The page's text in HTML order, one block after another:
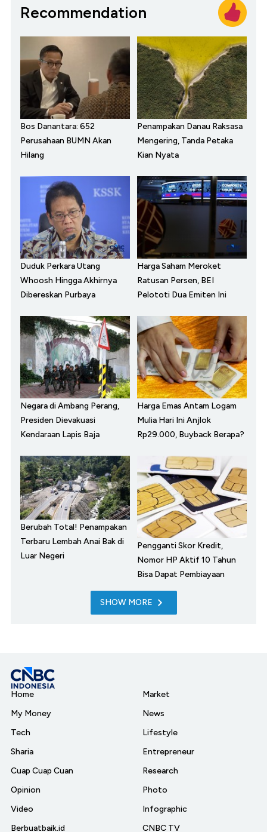
Recommendation
Bos Danantara: 652
Perusahaan BUMN Akan
Hilang
Penampakan Danau Raksasa
Mengering, Tanda Petaka
Kian Nyata
Duduk Perkara Utang
Whoosh Hingga Akhirnya
Dibereskan Purbaya
Harga Saham Meroket
Ratusan Persen, BEI
Pelototi Dua Emiten Ini
Negara di Ambang Perang,
Presiden Dievakuasi
Kendaraan Lapis Baja
Harga Emas Antam Logam
Mulia Hari Ini Anjlok
Rp29.000, Buyback Berapa?
Berubah Total! Penampakan
Terbaru Lembah Anai Bak di
Luar Negeri
Pengganti Skor Kredit,
Nomor HP Aktif 10 Tahun
Bisa Dapat Pembiayaan
SHOW MORE
Home
My Money
Tech
Sharia
Cuap Cuap Cuan
Opinion
Video
Berbuatbaik.id
Market
News
Lifestyle
Entrepreneur
Research
Photo
Infographic
CNBC TV